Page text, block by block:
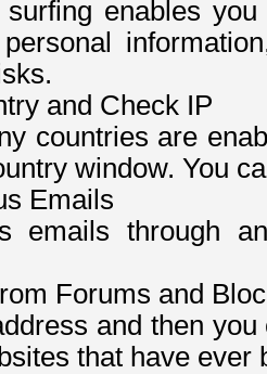
enables
and Check IP
countries are
window. You
Emails
emails through
Forums and
and then
that have ever